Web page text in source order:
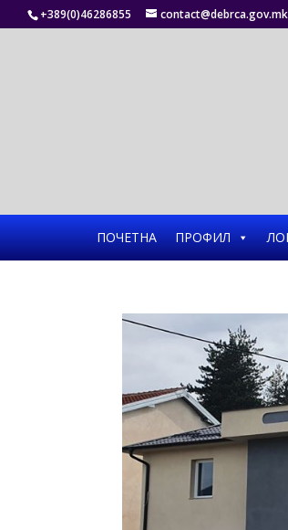
+389(0)46286855 contact@debrca.gov.mk
ПОЧЕТНА ПРОФИЛ